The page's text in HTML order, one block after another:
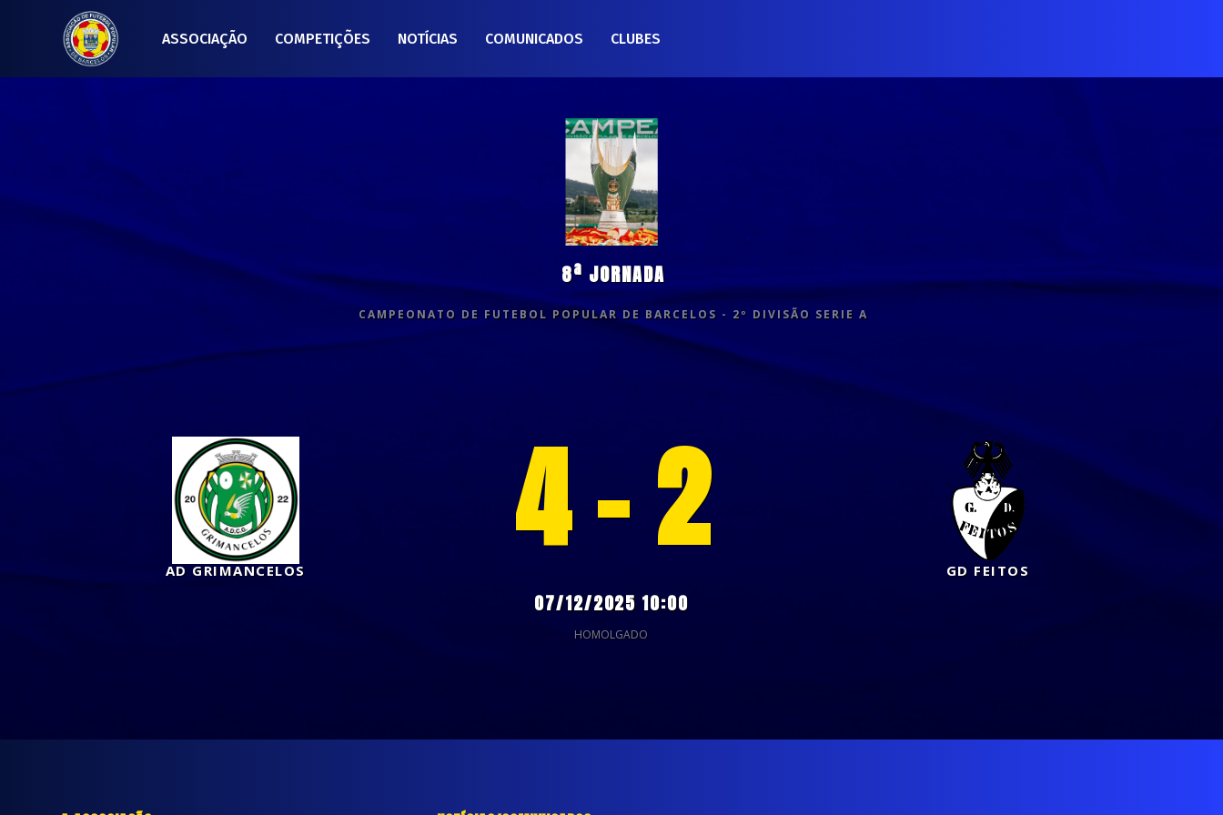
ASSOCIAÇÃO COMPETIÇÕES NOTÍCIAS COMUNICADOS CLUBES
8ª JORNADA
CAMPEONATO DE FUTEBOL POPULAR DE BARCELOS - 2º DIVISÃO SERIE A
AD GRIMANCELOS 4 - 2
07/12/2025 10:00
HOMOLGADO
GD FEITOS